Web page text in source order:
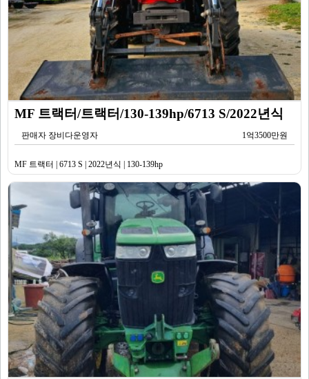
MF 트랙터/트랙터/130-139hp/6713 S/2022년식
판매자 장비다운영자 1억3500만원
MF 트랙터 | 6713 S | 2022년식 | 130-139hp